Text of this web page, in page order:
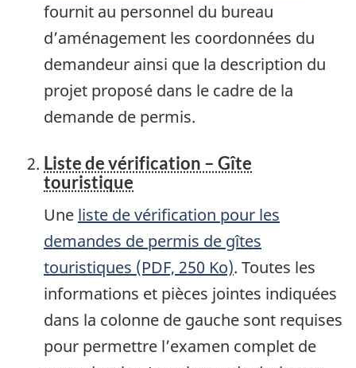
fournit au personnel du bureau
d’aménagement les coordonnées du
demandeur ainsi que la description du
projet proposé dans le cadre de la
demande de permis.
Liste de vérification – Gîte
touristique
Une liste de vérification pour les
demandes de permis de gîtes
touristiques (PDF, 250 Ko). Toutes les
informations et pièces jointes indiquées
dans la colonne de gauche sont requises
pour permettre l’examen complet de